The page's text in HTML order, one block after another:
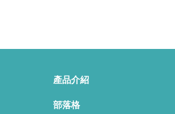
產品介紹
部落格